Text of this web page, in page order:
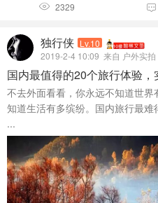
 2329 
独行侠 Lv.10
2019-2-4 10:09 来自 户外实拍
国内最值得的20个旅行体验，
不去外面看看，你永远不知道世
知道生活有多缤纷。国内旅行最
...